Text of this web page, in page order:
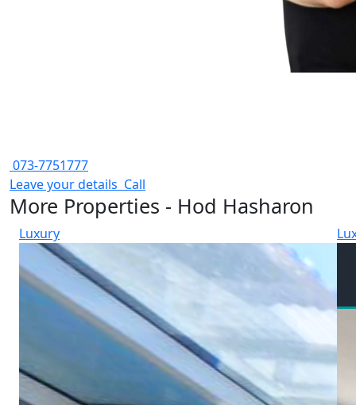
073-7751777
Leave your details Call
More Properties - Hod Hasharon
Luxury